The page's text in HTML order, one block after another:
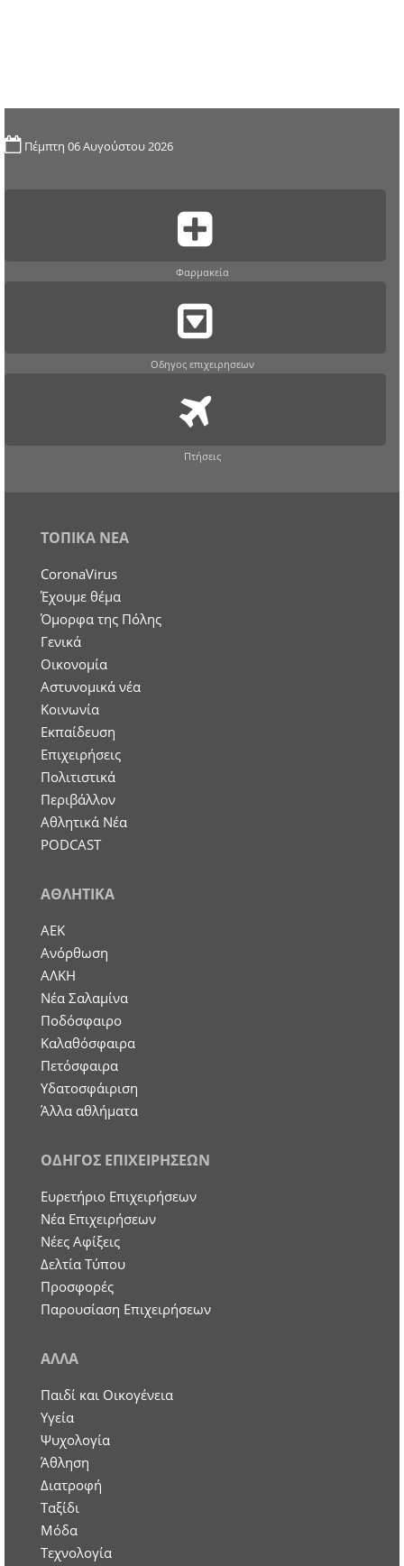
Πέμπτη 06 Αυγούστου 2026
Φαρμακεία
Οδηγος επιχειρησεων
Πτήσεις
ΤΟΠΙΚΑ ΝΕΑ
CoronaVirus
Έχουμε θέμα
Όμορφα της Πόλης
Γενικά
Οικονομία
Aστυνομικά νέα
Κοινωνία
Εκπαίδευση
Επιχειρήσεις
Πολιτιστικά
Περιβάλλον
Αθλητικά Νέα
PODCAST
ΑΘΛΗΤΙΚΑ
ΑΕΚ
Ανόρθωση
ΑΛΚΗ
Νέα Σαλαμίνα
Ποδόσφαιρο
Καλαθόσφαιρα
Πετόσφαιρα
Υδατοσφάιριση
Άλλα αθλήματα
ΟΔΗΓΟΣ ΕΠΙΧΕΙΡΗΣΕΩΝ
Ευρετήριο Επιχειρήσεων
Nέα Επιχειρήσεων
Νέες Αφίξεις
Δελτία Τύπου
Προσφορές
Παρουσίαση Επιχειρήσεων
ΑΛΛΑ
Παιδί και Οικογένεια
Υγεία
Ψυχολογία
Άθληση
Διατροφή
Ταξίδι
Μόδα
Τεχνολογία